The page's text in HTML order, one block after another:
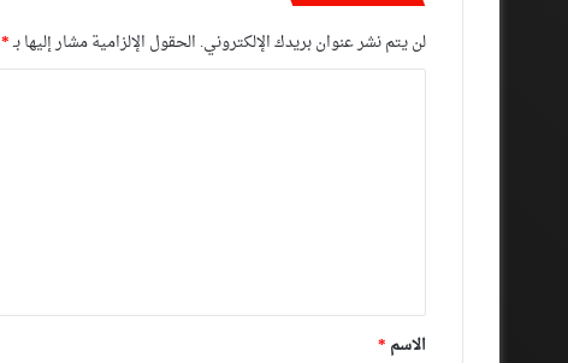
لن يتم نشر عنوان بريدك الإلكتروني. الحقول الإلزامية مشار إليها بـ*
*
الاسم *